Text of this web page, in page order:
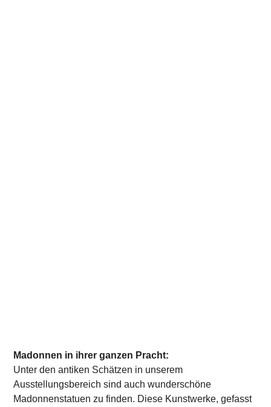
Madonnen in ihrer ganzen Pracht:
Unter den antiken Schätzen in unserem
Ausstellungsbereich sind auch wunderschöne
Madonnenstatuen zu finden. Diese Kunstwerke, gefasst